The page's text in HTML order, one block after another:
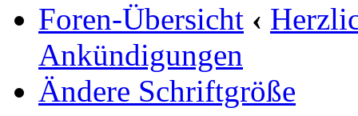
Foren-Übersicht ‹
Ankündigungen
Ändere Schriftgröße